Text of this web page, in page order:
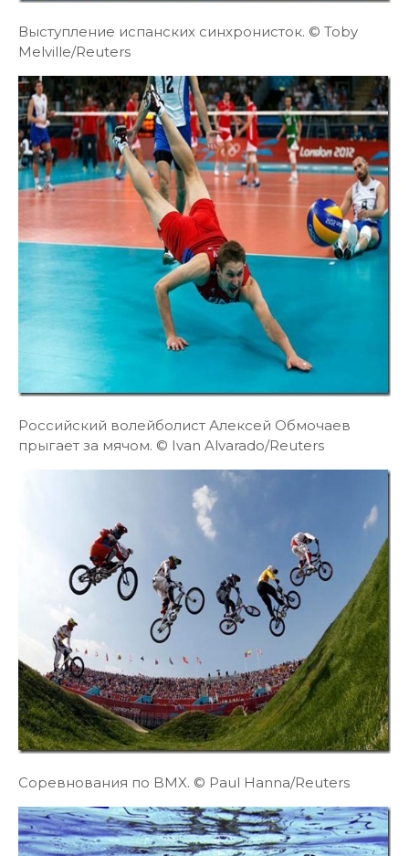
Выступление испанских синхронисток. © Toby
Melville/Reuters
Российский волейболист Алексей Обмочаев
прыгает за мячом. © Ivan Alvarado/Reuters
Соревнования по BMX. © Paul Hanna/Reuters